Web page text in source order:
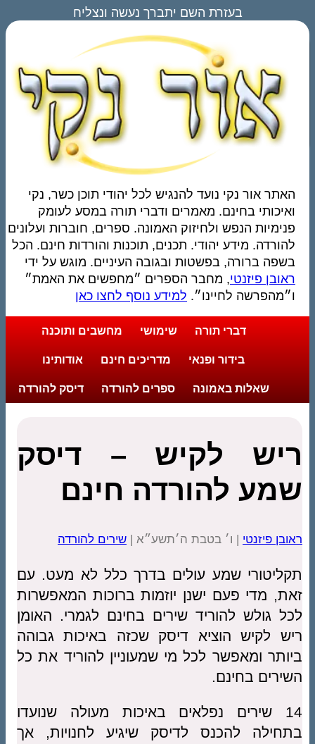
בעזרת השם יתברך נעשה ונצליח
האתר אור נקי נועד להנגיש לכל יהודי תוכן כשר, נקי
ואיכותי בחינם. מאמרים ודברי תורה במסע לעומק
פנימיות הנפש ולחיזוק האמונה. ספרים, חוברות ועלונים
להורדה. מידע יהודי. תכנים, תוכנות והורדות חינם. הכל
בשפה ברורה, בפשטות ובגובה העיניים. מוגש על ידי
ראובן פיזנטי, מחבר הספרים ״מחפשים את האמת״
ו״מהפרשה לחיינו״. למידע נוסף לחצו כאן
דברי תורה שימושי מחשבים ותוכנה
בידור ופנאי מדריכים חינם אודותינו
שאלות באמונה ספרים להורדה דיסק להורדה
ריש לקיש – דיסק
שמע להורדה חינם
ראובן פיזנטי | ו׳ בטבת ה׳תשע״א | שירים להורדה
תקליטורי שמע עולים בדרך כלל לא מעט. עם
זאת, מדי פעם ישנן יוזמות ברוכות המאפשרות
לכל גולש להוריד שירים בחינם לגמרי. האומן
ריש לקיש הוציא דיסק שכזה באיכות גבוהה
ביותר ומאפשר לכל מי שמעוניין להוריד את כל
השירים בחינם.
14 שירים נפלאים באיכות מעולה שנועדו
בתחילה להכנס לדיסק שיגיע לחנויות, אך